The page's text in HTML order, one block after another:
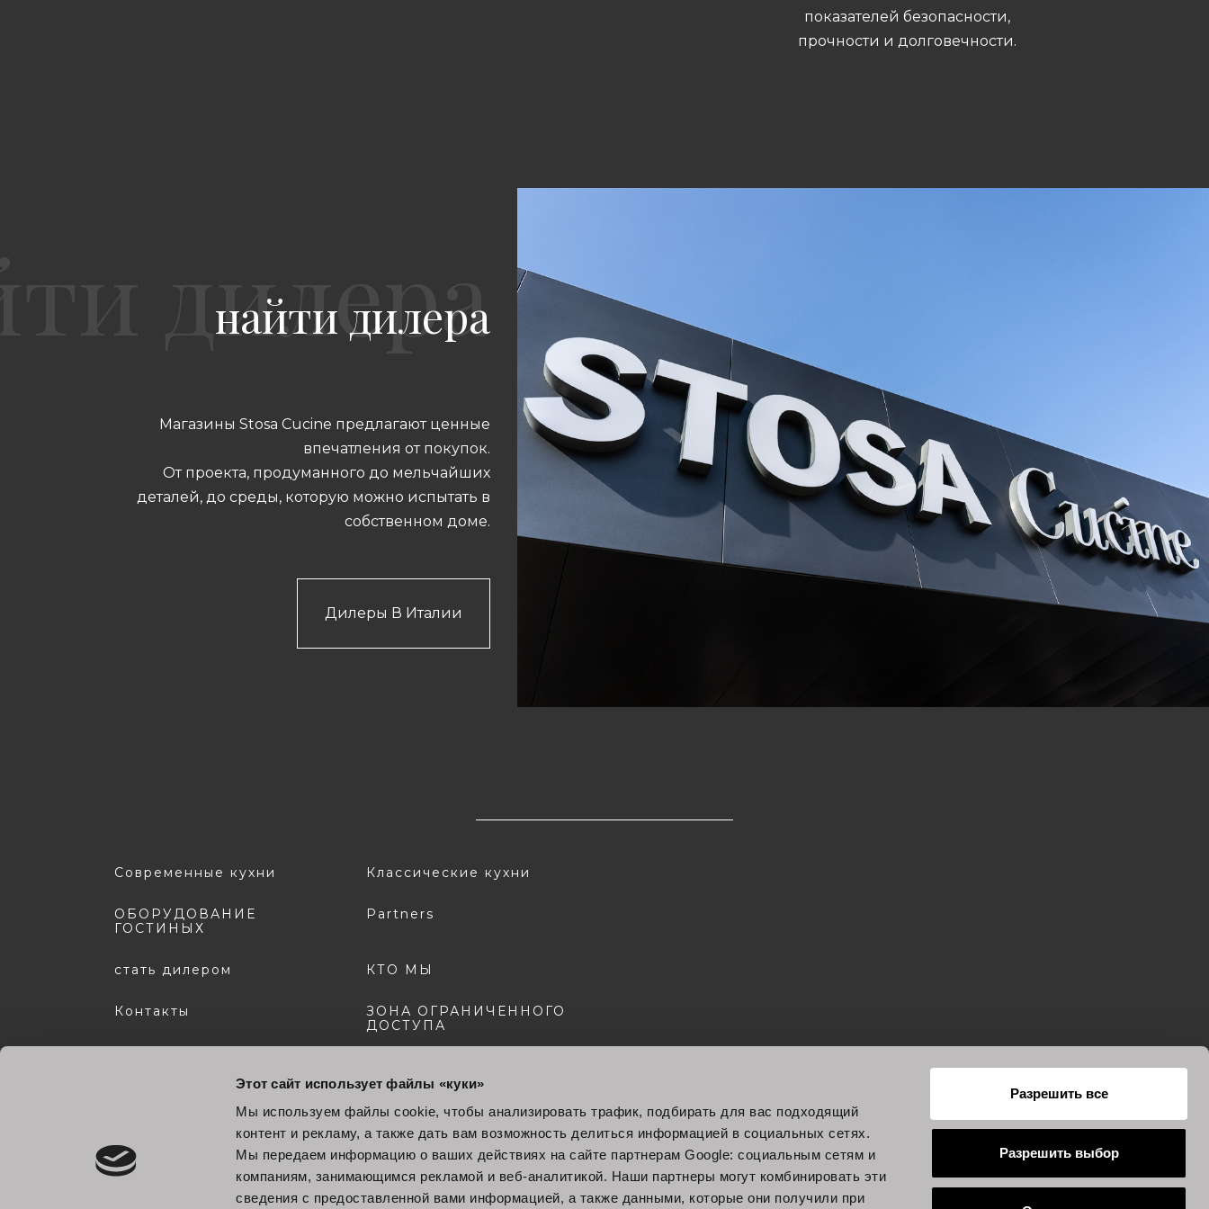
Этот сайт использует файлы «куки»
Мы используем файлы cookie, чтобы анализировать трафик, подбирать для вас подходящий
контент и рекламу, а также дать вам возможность делиться информацией в социальных сетях.
Мы передаем информацию о ваших действиях на сайте партнерам Google: социальным сетям и
компаниям, занимающимся рекламой и веб-аналитикой. Наши партнеры могут комбинировать эти
сведения с предоставленной вами информацией, а также данными, которые они получили при
Разрешить все
Разрешить выбор
показателей безопасности,
прочности и долговечности.
найти дилера
Магазины Stosa Cucine предлагают ценные
впечатления от покупок.
От проекта, продуманного до мельчайших
деталей, до среды, которую можно испытать в
собственном доме.
Дилеры В Италии
Современные кухни Классические кухни
ОБОРУДОВАНИЕ
ГОСТИНЫХ
Partners
стать дилером КТО МЫ
Контакты
ЗОНА ОГРАНИЧЕННОГО
ДОСТУПА
© 2022 Stosa S.p.A. P.IVA 04494400486